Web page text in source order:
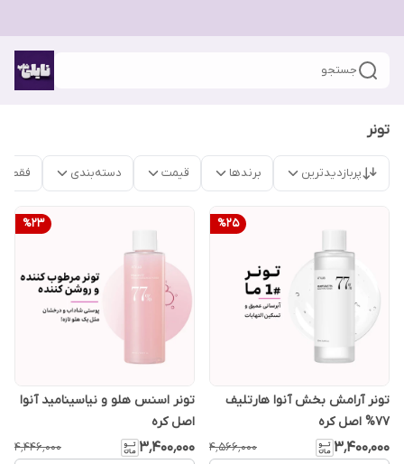
جستجو
تونر
پربازدیدترین برندها قیمت دسته‌بندی فقط
%25
تونر آرامش بخش آنوا هارتلیف
۷۷% اصل کره
۳٬۴۰۰٬۰۰۰ ۴٬۵۶۶٬۰۰۰
%23
تونر اسنس هلو و نیاسینامید آنوا
اصل کره
۳٬۴۰۰٬۰۰۰ ۴٬۴۴۶٬۰۰۰